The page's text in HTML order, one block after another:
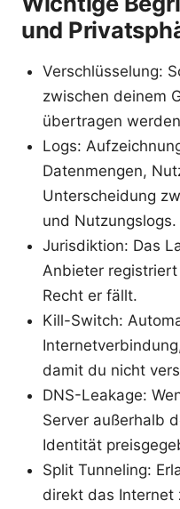
und
Verschlüsselung:
zwischen deinem
übertragen
Logs:
Datenmengen,
Unterscheidung
und Nutzungslogs.
Jurisdiktion: Das
Anbieter
Recht er fällt.
Kill-Switch:
damit du nicht
DNS-Leakage:
Server außerhalb
Identität
Split Tunneling:
direkt das Internet